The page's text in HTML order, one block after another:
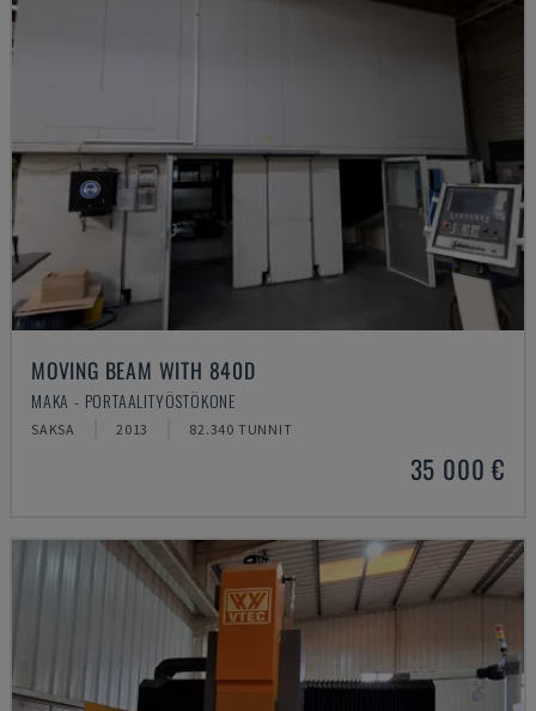
MOVING BEAM WITH 840D
MAKA - PORTAALITYÖSTÖKONE
SAKSA 2013 82.340 TUNNIT
35 000 €